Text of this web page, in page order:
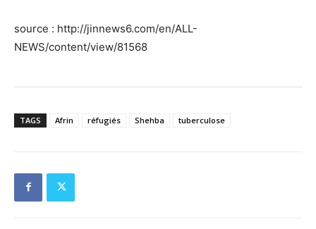
source : http://jinnews6.com/en/ALL-
NEWS/content/view/81568
TAGS Afrin réfugiés Shehba tuberculose